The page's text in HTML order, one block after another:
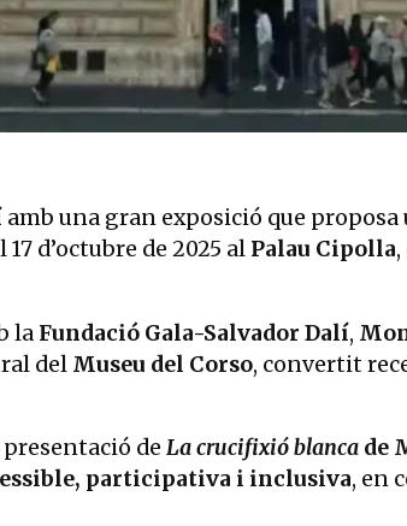
amb una gran exposició que
17 d’octubre de 2025 al Palau Cipolla
la Fundació Gala-Salvador Dalí,
del Museu del Corso, convertit
presentació de La crucifixió blanca de
participativa i inclusiva, en